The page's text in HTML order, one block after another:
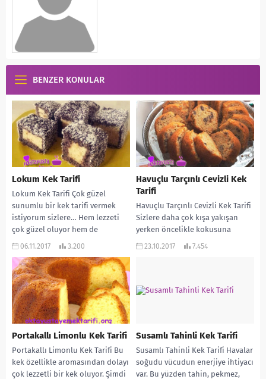
BENZER KONULAR
Lokum Kek Tarifi
Lokum Kek Tarifi Çok güzel
sunumlu bir kek tarifi vermek
istiyorum sizlere… Hem lezzeti
çok güzel oluyor hem de
dediğim...
06.11.2017 3.200
Havuçlu Tarçınlı Cevizli Kek
Tarifi
Havuçlu Tarçınlı Cevizli Kek Tarifi
Sizlere daha çok kışa yakışan
yerken öncelikle kokusuna
bayılacağınız, çok lezzetli bir kek
23.10.2017 7.454
Portakallı Limonlu Kek Tarifi
Portakallı Limonlu Kek Tarifi Bu
kek özellikle aromasından dolayı
çok lezzetli bir kek oluyor. Şimdi
Susamlı Tahinli Kek Tarifi
Susamlı Tahinli Kek Tarifi Havalar
soğudu vücudun enerjiye ihtiyacı
var. Bu yüzden tahin, pekmez,